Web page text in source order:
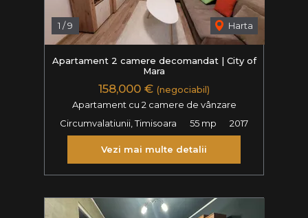
1 /9 Harta
Apartament 2 camere decomandat | City of
Mara
158,000 € (negociabil)
Apartament cu 2 camere de vânzare
Circumvalatiunii, Timisoara
55 mp 2017
Vezi mai multe detalii